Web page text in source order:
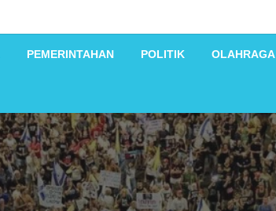
PEMERINTAHAN POLITIK OLAHRAGA